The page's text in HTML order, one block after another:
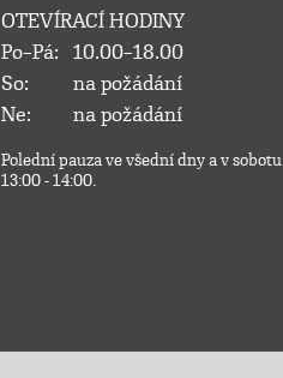
OTEVÍRACÍ HODINY
Po–Pá:
10.00–18.00
So:
na požádání
Ne:
na požádání
Polední pauza ve všední dny a v sobotu
13:00 - 14:00.